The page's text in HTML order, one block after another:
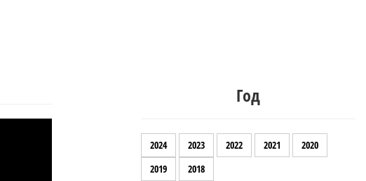
Год
2024 2023 2022 2021
2020
2019
2018